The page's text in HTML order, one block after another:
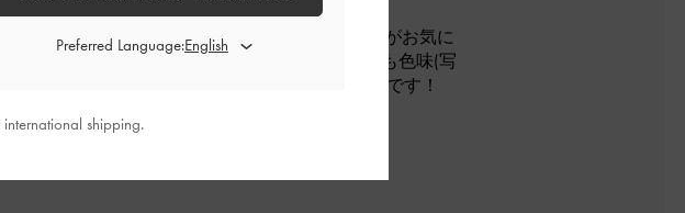
のバッグを購入しました！A4サイズも入るのがお気に
ぷらしちゃうのが少し残念ですが、デザインも色味(写
りです！このバッグと共に社会人頑張りたいです！
快適さ
Preferred Language:
shipping.